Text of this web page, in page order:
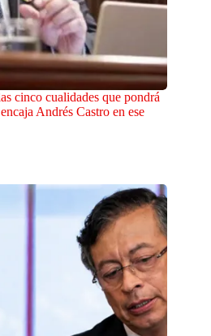
cinco cualidades que pondrá
Andrés Castro en ese